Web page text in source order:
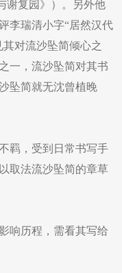
谢复园》）。另外他
李瑞清小字“居然汉代
对流沙坠简倾心之
一，流沙坠简对其书
坠简就无沈曾植晚
羁，受到日常书写手
取法流沙坠简的章草
响历程，需看其写给